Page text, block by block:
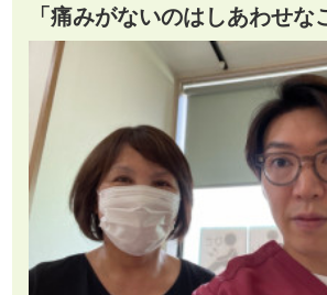
「痛みがないのはしあわせな